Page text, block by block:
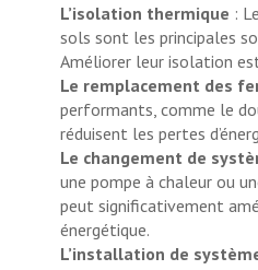
L’isolation thermique :
sols sont les principales
Améliorer leur isolation
Le remplacement des
performants, comme le
réduisent les pertes
Le changement de
une pompe à chaleur ou
peut significativement
énergétique.
L’installation de